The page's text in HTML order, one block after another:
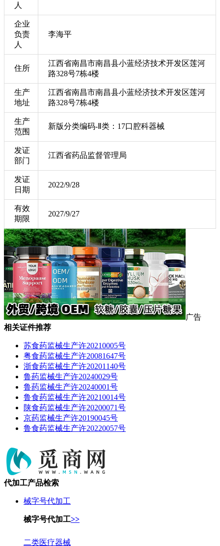
人
企业
负责
人
李海平
住所
江西省南昌市南昌县小蓝经济技术开发区莲河
路328号7栋4楼
生产
地址
江西省南昌市南昌县小蓝经济技术开发区莲河
路328号7栋4楼
生产
范围
新版分类编码-Ⅱ类：17口腔科器械
发证
部门
江西省药品监督管理局
发证
日期
2022/9/28
有效
期限
2027/9/27
广告
相关证件推荐
苏食药监械生产许20210005号
粤食药监械生产许20081647号
浙食药监械生产许20201140号
鲁药监械生产许20240029号
鲁药监械生产许20240001号
鲁食药监械生产许20210014号
陕食药监械生产许20200071号
京药监械生产许20190045号
鲁食药监械生产许20220057号
代加工产品检索
械字号代加工
械字号代加工>>
二类医疗器械